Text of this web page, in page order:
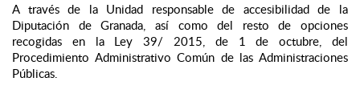
A través de la Unidad responsable de accesibilidad de la
Diputación de Granada, así como del resto de opciones
recogidas en la Ley 39/ 2015, de 1 de octubre, del
Procedimiento Administrativo Común de las Administraciones
Públicas.